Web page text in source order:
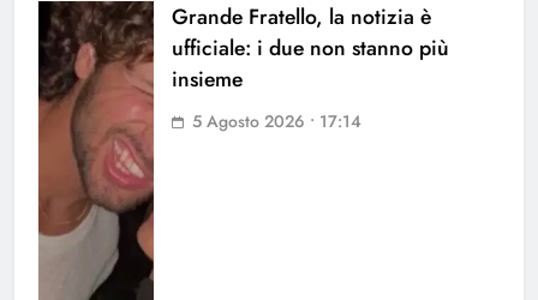
Grande Fratello, la notizia è
ufficiale: i due non stanno più
insieme
5 Agosto 2026 • 17:14